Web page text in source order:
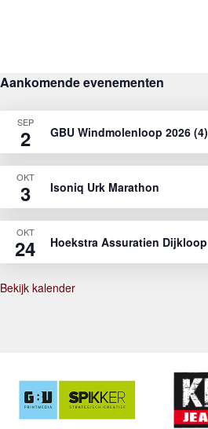
Aankomende evenementen
SEP
2 GBU Windmolenloop 2026 (4)
OKT
3 Isoniq Urk Marathon
OKT
24 Hoekstra Assuratien Dijkloop
Bekijk kalender